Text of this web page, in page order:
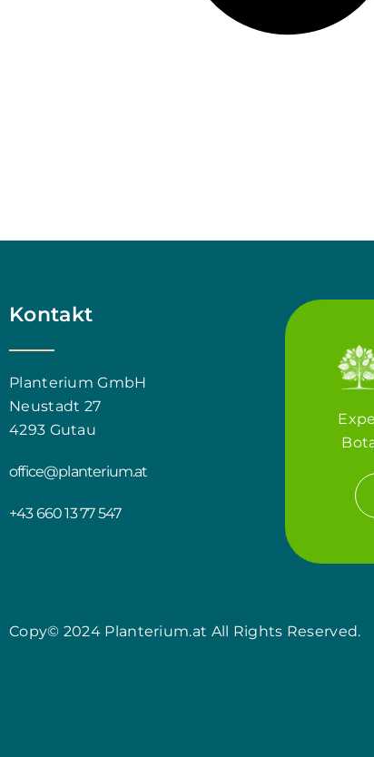
Kontakt
Planterium GmbH
Neustadt 27
4293 Gutau
office@planterium.at
+43 660 13 77 547
Copy© 2024 Planterium.at All Rights Reserved.